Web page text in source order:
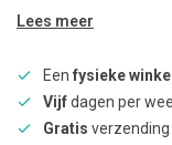
Lees meer
Een fysieke winkel
Vijfdagen per
Gratis